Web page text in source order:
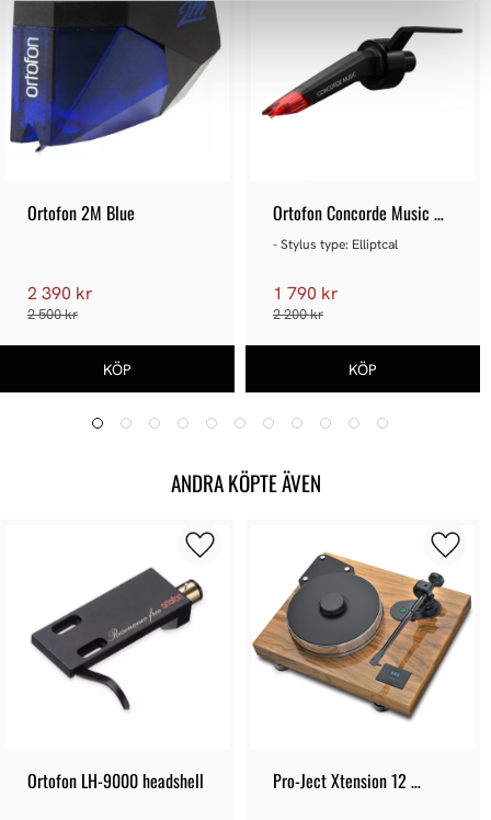
Ortofon 2M Blue
2 390 kr
2 500 kr
Ortofon Concorde Music
Red
- Stylus type: Elliptcal
1 790 kr
2 200 kr
ANDRA KÖPTE ÄVEN
Ortofon LH-9000 headshell Pro-Ject Xtension 12